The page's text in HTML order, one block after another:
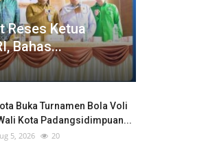
Reses Ketua
Bahas...
Buka Turnamen Bola Voli
Kota Padangsidimpuan...
5, 2026 20